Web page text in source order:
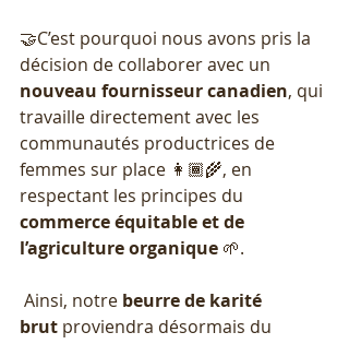
🤝C’est pourquoi nous avons pris la
décision de collaborer avec un
nouveau fournisseurcanadien, qui
travaille directement avec les
communautés productrices de
femmes sur place 👩🏾‍🌾, en
respectant les principes du
commerceéquitableetde
l’agricultureorganique 🌱.
Ainsi, notre beurre de karité
brut proviendra désormais du